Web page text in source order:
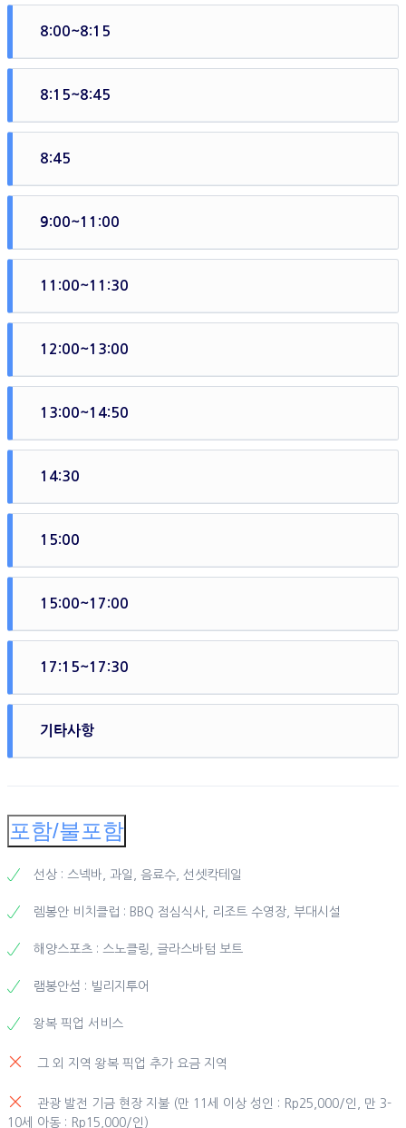
8:00~8:15
시간)
8:15~8:45
등 사전준비
8:45
과일 등)
9:00~11:00
요)
11:00~11:30
나나보트)
12:00~13:00
13:00~14:50
나나보트)
14:30
15:00
15:00~17:00
도 소요) -돌아오는길에 과일,스낵 등 제공
17:15~17:30
기타사항
* 아네차 세일링 요트 제원 : 길이 24.4미터, 단층 구조(선실4
개), 승무원 5명, 승객 최대 45명
다.
(데이크루즈는 태풍, 파도의 높이 등 날씨상황 및 업체츶의 사
포함/불포함
선상 : 스넥바, 과일, 음료수, 선셋칵테일
렘봉안 비치클럽 : BBQ 점심식사, 리조트 수영장, 부대시설
해양스포츠 : 스노클링, 글라스바텀 보트
램봉안섬 : 빌리지투어
왕복 픽업 서비스
그 외 지역 왕복 픽업 추가 요금 지역
관광 발전 기금 현장 지불 (만 11세 이상 성인 : Rp25,000/인, 만 3-
10세 아동 : Rp15,000/인)